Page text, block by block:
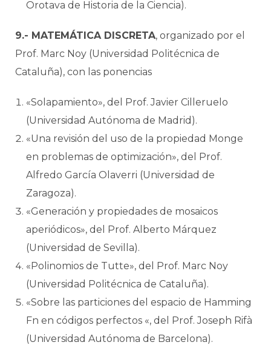
Orotava de Historia de la Ciencia).
9.- MATEMÁTICA DISCRETA, organizado por el
Prof. Marc Noy (Universidad Politécnica de
Cataluña), con las ponencias
«Solapamiento», del Prof. Javier Cilleruelo
(Universidad Autónoma de Madrid).
«Una revisión del uso de la propiedad Monge
en problemas de optimización», del Prof.
Alfredo García Olaverri (Universidad de
Zaragoza).
«Generación y propiedades de mosaicos
aperiódicos», del Prof. Alberto Márquez
(Universidad de Sevilla).
«Polinomios de Tutte», del Prof. Marc Noy
(Universidad Politécnica de Cataluña).
«Sobre las particiones del espacio de Hamming
Fn en códigos perfectos «, del Prof. Joseph Rifà
(Universidad Autónoma de Barcelona).